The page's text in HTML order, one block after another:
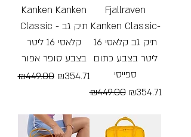
Kanken Kanken
Classic - תיק גב
קלאסי 16 ליטר
בצבע סופר אפור
Regular Price
₪449.00 Sale Price
₪354.71
Fjallraven
Kanken Classic-
תיק גב קלאסי 16
ליטר בצבע כתום
ספייסי
Regular Price
₪449.00 Sale Price
₪354.71